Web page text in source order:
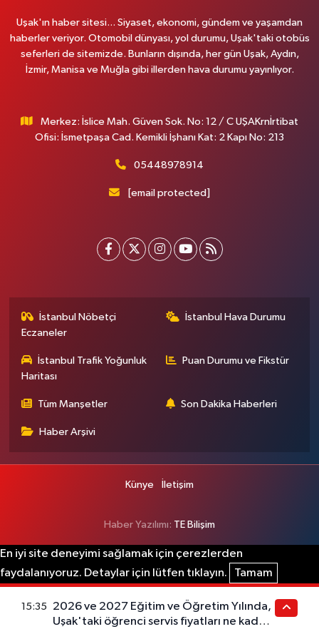
Uşak'ın haber sitesi... Siyaset, ekonomi, gündem ve yaşamdan
haberler veriyor. Otomobil dünyası, yol durumu, Uşak'taki otobüs
seferleri de sitemizde. Bunların dışında, her gün Uşak, Aydın,
İzmir, Manisa ve Muğla gibi illerden hava durumu yayınlıyor.
Merkez: İslice Mah. Güven Sok. No: 12 / C UŞAKrnİrtibat
Ofisi: İsmetpaşa Cad. Kemikli İşhanı Kat: 2 Kapı No: 213
05448978914
[email protected]
İstanbul Nöbetçi
Eczaneler
İstanbul Hava Durumu
İstanbul Trafik Yoğunluk
Haritası
Puan Durumu ve Fikstür
Tüm Manşetler Son Dakika Haberleri
Haber Arşivi
Künye İletişim
Haber Yazılımı: TE Bilişim
En iyi site deneyimi sağlamak için çerezlerden
faydalanıyoruz. Detaylar için lütfen tıklayın.
Tamam
15:35
2026 ve 2027 Eğitim ve Öğretim Yılında,
Uşak'taki öğrenci servis fiyatları ne kadar